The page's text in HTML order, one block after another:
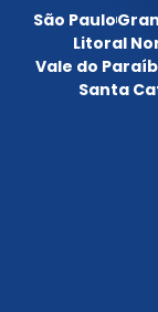
São Paulo
Litoral
Vale do
Santa